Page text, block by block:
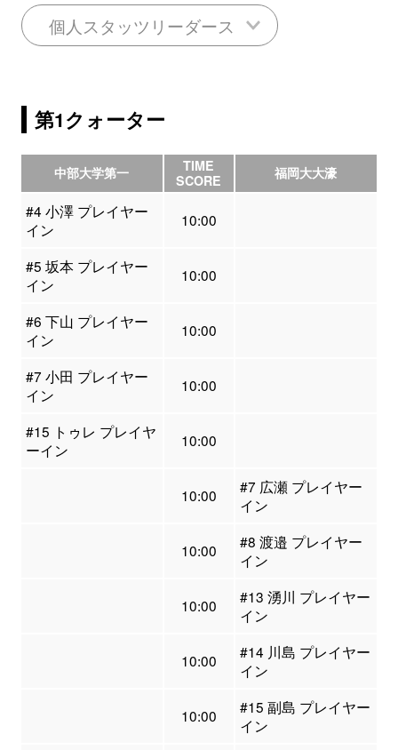
個人スタッツリーダース
第1クォーター
中部大学第一
TIME
SCORE
福岡大大濠
#4 小澤 プレイヤー
イン
10:00
#5 坂本 プレイヤー
イン
10:00
#6 下山 プレイヤー
イン
10:00
#7 小田 プレイヤー
イン
10:00
#15 トゥレ プレイヤ
ーイン
10:00
10:00
#7 広瀬 プレイヤー
イン
10:00
#8 渡邉 プレイヤー
イン
10:00
#13 湧川 プレイヤー
イン
10:00
#14 川島 プレイヤー
イン
10:00
#15 副島 プレイヤー
イン